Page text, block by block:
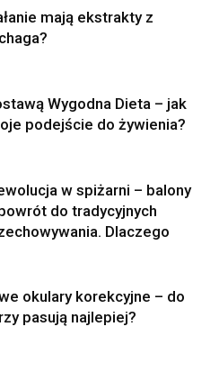
mają ekstrakty z
Wygodna Dieta – jak
podejście do żywienia?
w spiżarni – balony
do tradycyjnych
Dlaczego
okulary korekcyjne – do
pasują najlepiej?